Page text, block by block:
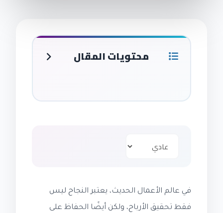
محتويات المقال
في عالم الأعمال الحديث، يعتبر النجاح ليس
فقط تحقيق الأرباح، ولكن أيضًا الحفاظ على